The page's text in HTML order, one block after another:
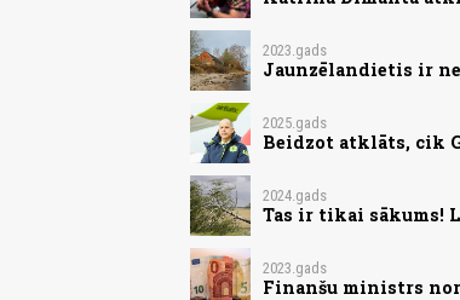
2023.gads
Jaunzēlandietis ir
2025.gads
Beidzot atklāts, cik
2024.gads
Tas ir tikai sākums!
2023.gads
Finanšu ministrs